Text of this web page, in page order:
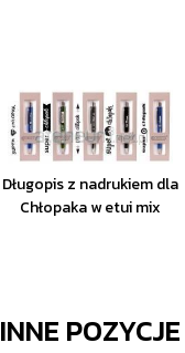
Długopis z nadrukiem dla
Chłopaka w etui mix
INNE